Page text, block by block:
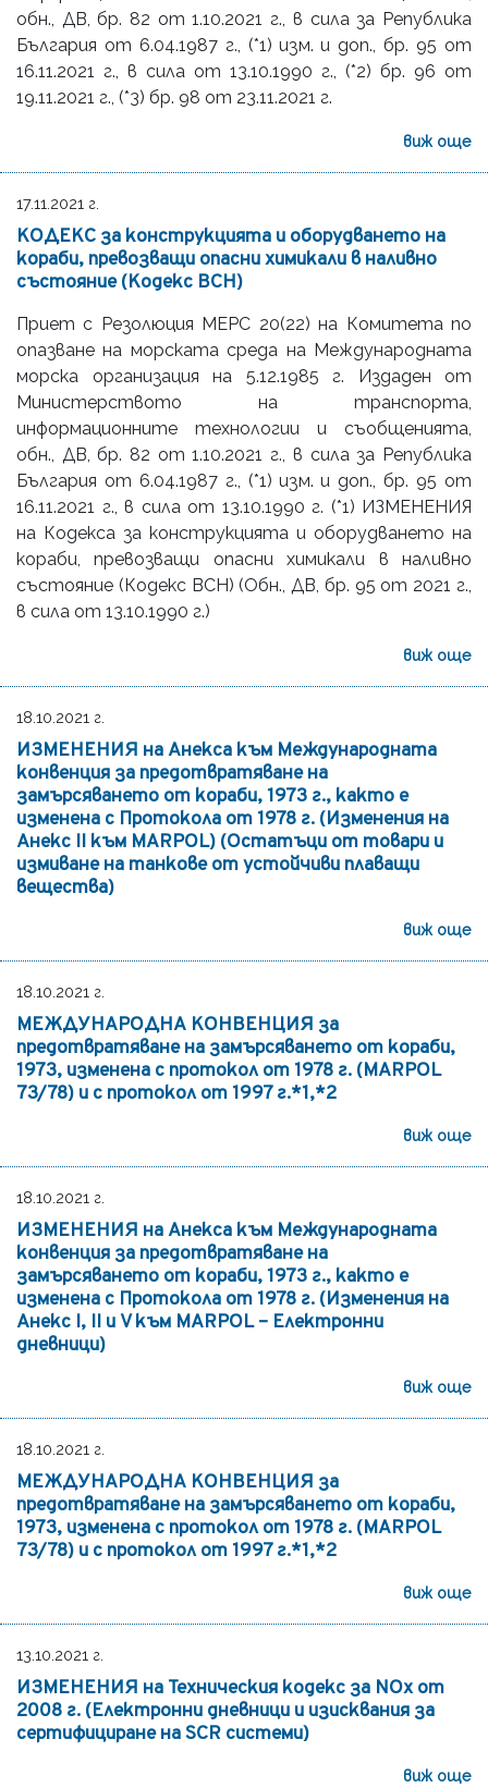
oбн., ДВ, бр. 82 от 1.10.2021 г., в сила за Република
България от 6.04.1987 г., (*1) изм. и доп., бр. 95 от
16.11.2021 г., в сила от 13.10.1990 г., (*2) бр. 96 от
19.11.2021 г., (*3) бр. 98 от 23.11.2021 г.
виж още
17.11.2021 г.
КОДЕКС за конструкцията и оборудването на
кораби, превозващи опасни химикали в наливно
състояние (Кодекс BCH)
Приет с Резолюция MEPC 20(22) на Комитета по
опазване на морската среда на Международната
морска организация на 5.12.1985 г. Издаден от
Министерството на транспорта,
информационните технологии и съобщенията,
обн., ДВ, бр. 82 от 1.10.2021 г., в сила за Република
България от 6.04.1987 г., (*1) изм. и доп., бр. 95 от
16.11.2021 г., в сила от 13.10.1990 г. (*1) ИЗМЕНЕНИЯ
на Кодекса за конструкцията и оборудването на
кораби, превозващи опасни химикали в наливно
състояние (Кодекс BCH) (Обн., ДВ, бр. 95 от 2021 г.,
в сила от 13.10.1990 г.)
виж още
18.10.2021 г.
ИЗМЕНЕНИЯ на Анекса към Международната
конвенция за предотвратяване на
замърсяването от кораби, 1973 г., както е
изменена с Протокола от 1978 г. (Изменения на
Анекс II към MARPOL) (Остатъци от товари и
измиване на танкове от устойчиви плаващи
вещества)
виж още
18.10.2021 г.
МЕЖДУНАРОДНА КОНВЕНЦИЯ за
предотвратяване на замърсяването от кораби,
1973, изменена с протокол от 1978 г. (MARPOL
73/78) и с протокол от 1997 г.*1,*2
виж още
18.10.2021 г.
ИЗМЕНЕНИЯ на Анекса към Международната
конвенция за предотвратяване на
замърсяването от кораби, 1973 г., както е
изменена с Протокола от 1978 г. (Изменения на
Анекс I, II и V към MARPOL – Електронни
дневници)
виж още
18.10.2021 г.
МЕЖДУНАРОДНА КОНВЕНЦИЯ за
предотвратяване на замърсяването от кораби,
1973, изменена с протокол от 1978 г. (MARPOL
73/78) и с протокол от 1997 г.*1,*2
виж още
13.10.2021 г.
ИЗМЕНЕНИЯ на Техническия кодекс за NOх от
2008 г. (Електронни дневници и изисквания за
сертифициране на SCR системи)
виж още